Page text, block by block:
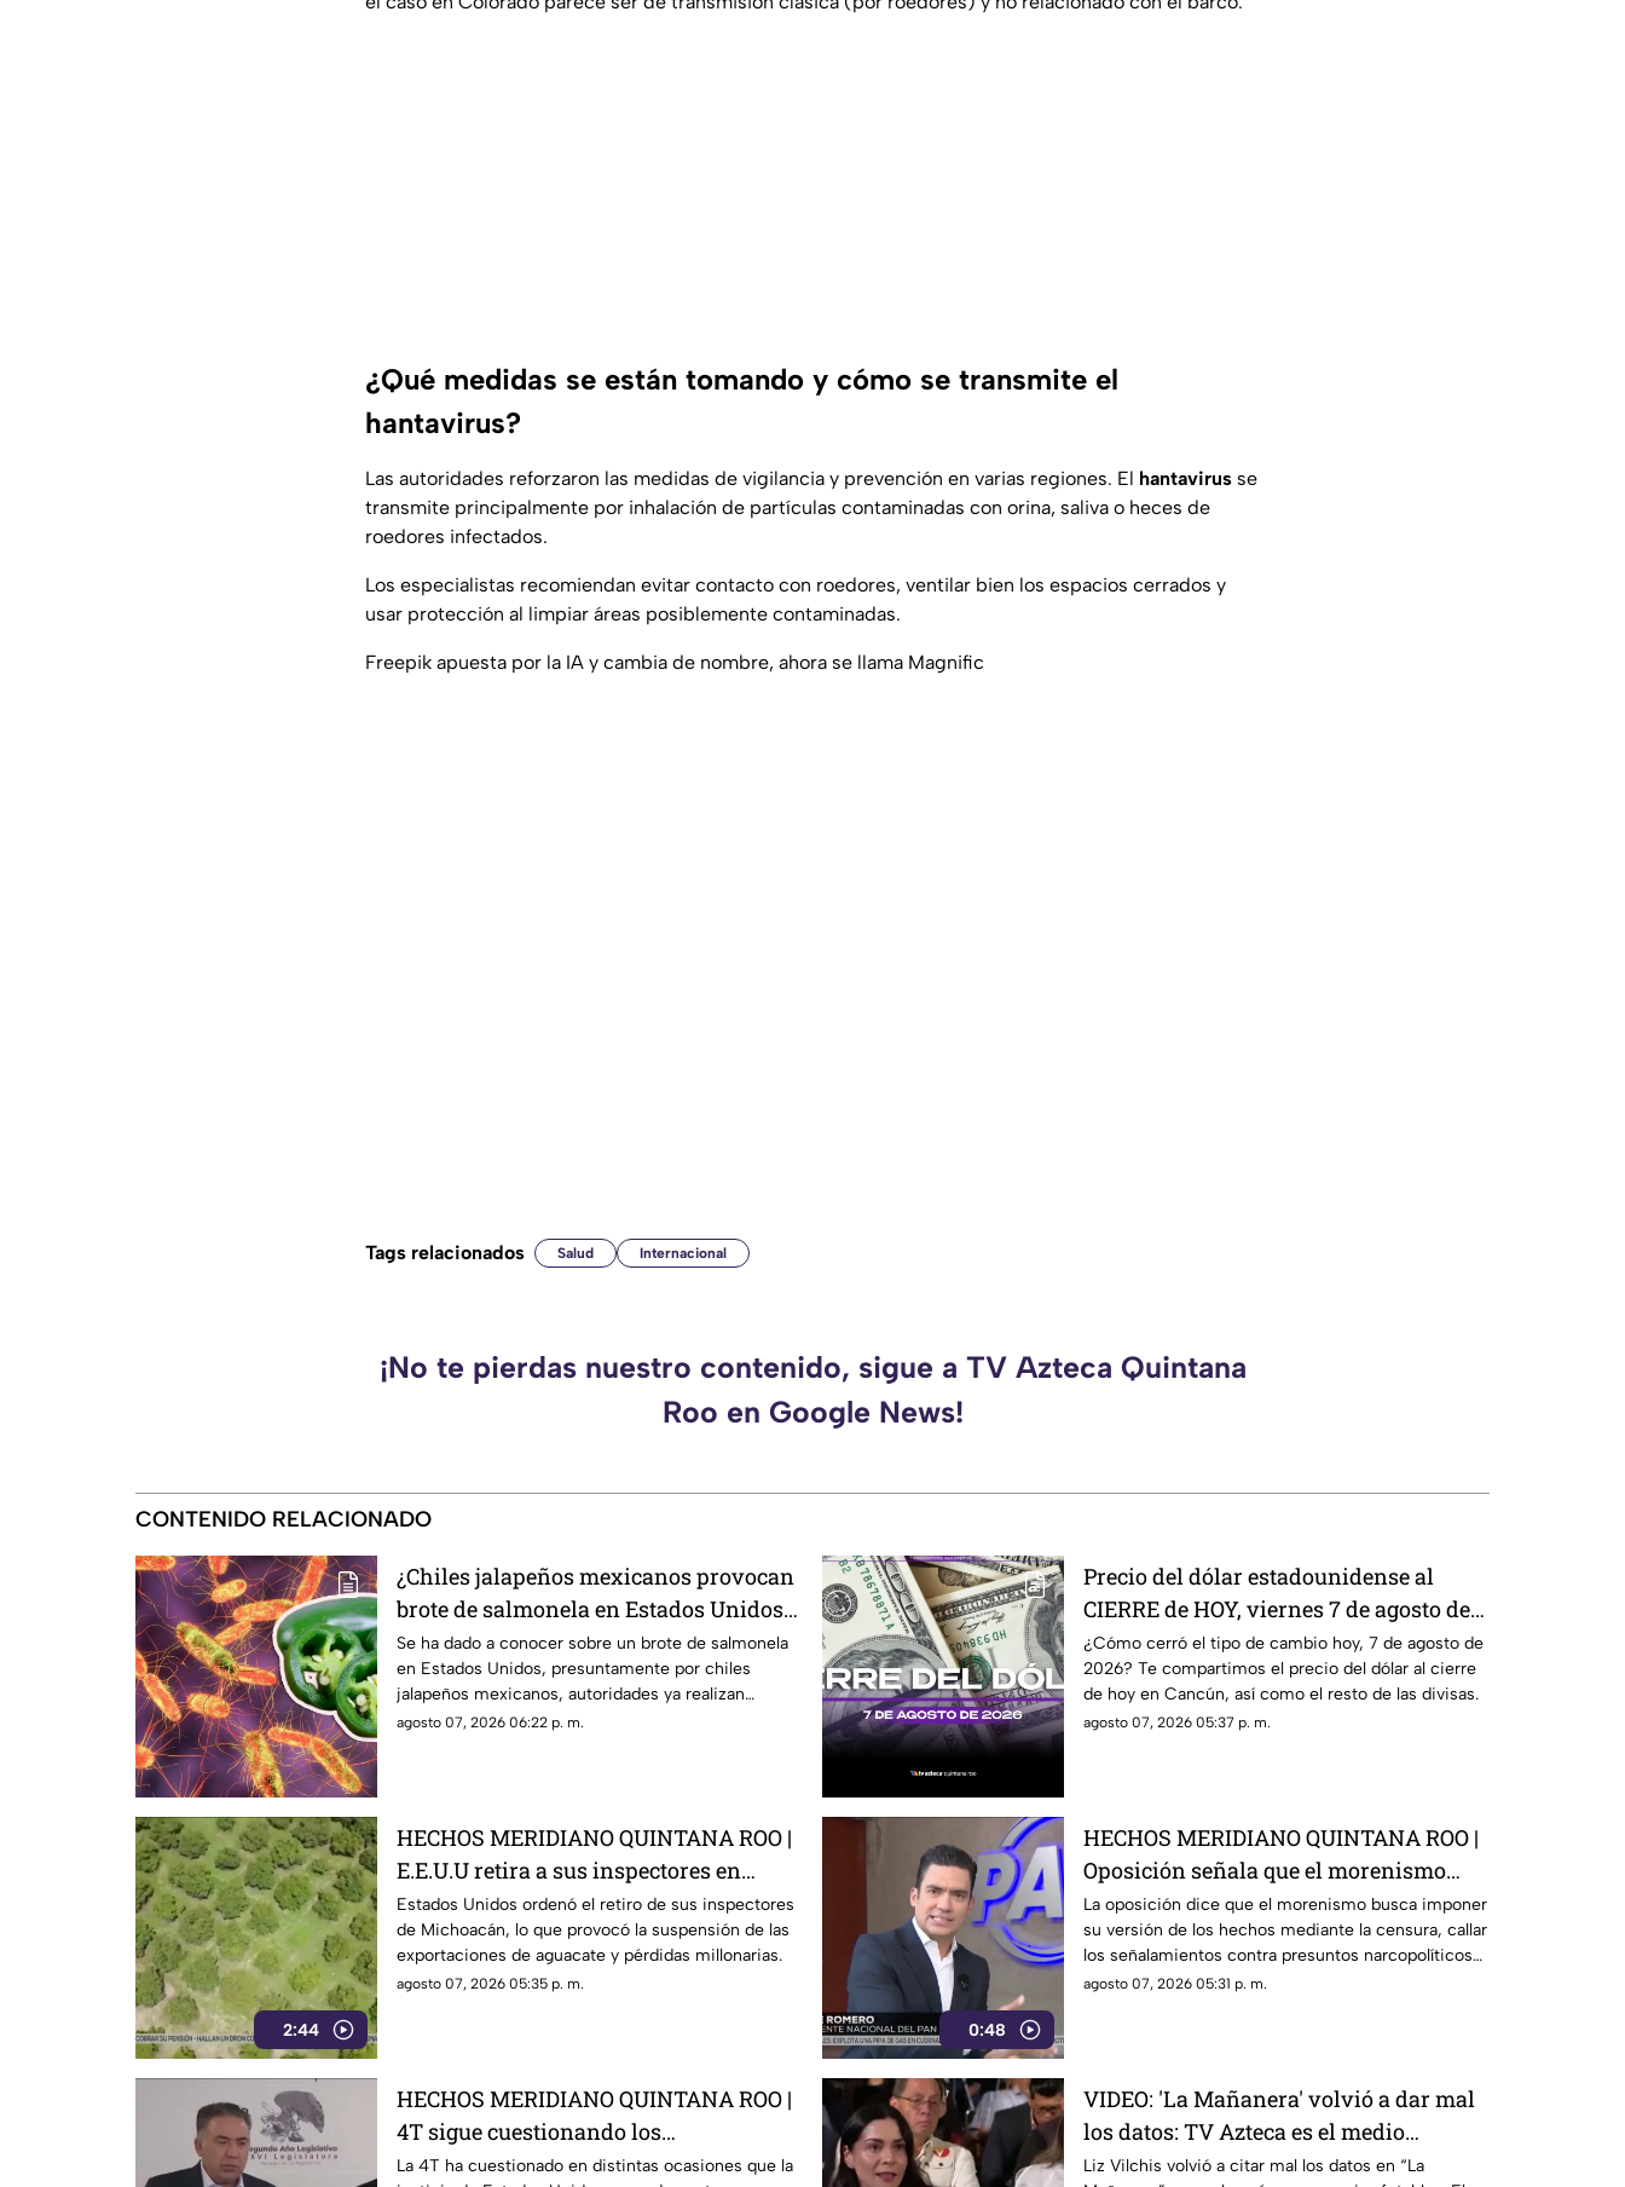
¿Qué medidas se están tomando y cómo se transmite el
hantavirus?
Las autoridades reforzaron las medidas de vigilancia y prevención en varias regiones. El hantavirus se
transmite principalmente por inhalación de partículas contaminadas con orina, saliva o heces de
roedores infectados.
Los especialistas recomiendan evitar contacto con roedores, ventilar bien los espacios cerrados y
usar protección al limpiar áreas posiblemente contaminadas.
Freepik apuesta por la IA y cambia de nombre, ahora se llama Magnific
Tags relacionados Salud Internacional
¡No te pierdas nuestro contenido, sigue a TV Azteca Quintana
Roo en Google News!
CONTENIDO RELACIONADO
¿Chiles jalapeños mexicanos provocan
brote de salmonela en Estados Unidos?
Esto debes saber
Se ha dado a conocer sobre un brote de salmonela
en Estados Unidos, presuntamente por chiles
jalapeños mexicanos, autoridades ya realizan
investigación.
agosto 07, 2026 06:22 p. m.
Precio del dólar estadounidense al
CIERRE de HOY, viernes 7 de agosto de
2026, en Cancún
¿Cómo cerró el tipo de cambio hoy, 7 de agosto de
2026? Te compartimos el precio del dólar al cierre
de hoy en Cancún, así como el resto de las divisas.
agosto 07, 2026 05:37 p. m.
2:44
HECHOS MERIDIANO QUINTANA ROO |
E.E.U.U retira a sus inspectores en
Michoacán y provocá la suspensión de
exportaciones de aguacate
Estados Unidos ordenó el retiro de sus inspectores
de Michoacán, lo que provocó la suspensión de las
exportaciones de aguacate y pérdidas millonarias.
agosto 07, 2026 05:35 p. m.
0:48
HECHOS MERIDIANO QUINTANA ROO |
Oposición señala que el morenismo
quiere imponer su versión de los
hechos usando la censura
La oposición dice que el morenismo busca imponer
su versión de los hechos mediante la censura, callar
los señalamientos contra presuntos narcopolíticos
de la 4T y presentar a la oposición como la villana.
agosto 07, 2026 05:31 p. m.
HECHOS MERIDIANO QUINTANA ROO |
4T sigue cuestionando los
señalamientos de E.E.U.U contra
La 4T ha cuestionado en distintas ocasiones que la
VIDEO: 'La Mañanera' volvió a dar mal
los datos: TV Azteca es el medio
tradicional con mayor alcance y
Liz Vilchis volvió a citar mal los datos en “La